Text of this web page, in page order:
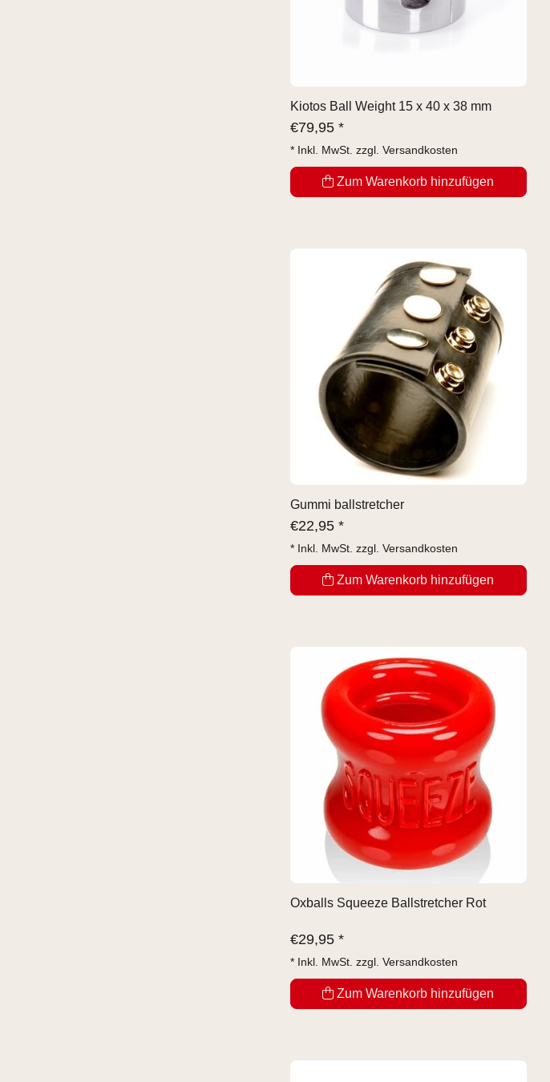
Kiotos Ball Weight 15 x 40 x 38 mm
€79,95 *
* Inkl. MwSt. zzgl. Versandkosten
Zum Warenkorb hinzufügen
Gummi ballstretcher
€22,95 *
* Inkl. MwSt. zzgl. Versandkosten
Zum Warenkorb hinzufügen
Oxballs Squeeze Ballstretcher Rot
€29,95 *
* Inkl. MwSt. zzgl. Versandkosten
Zum Warenkorb hinzufügen